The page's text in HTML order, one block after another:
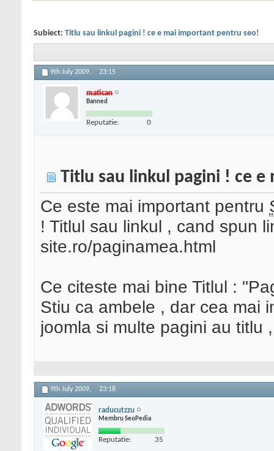
Subiect: Titlu sau linkul pagini ! ce e mai important pentru seo!
9th July 2009, 23:15
matican
Banned
Reputatie: 0
Titlu sau linkul pagini ! ce
Ce este mai important pentru
! Titlul sau linkul , cand spun
site.ro/paginamea.html
Ce citeste mai bine Titlul :
Stiu ca ambele , dar cea mai
joomla si multe pagini au
9th July 2009, 23:18
raducutzzu
Membru SeoPedia
Reputatie: 35